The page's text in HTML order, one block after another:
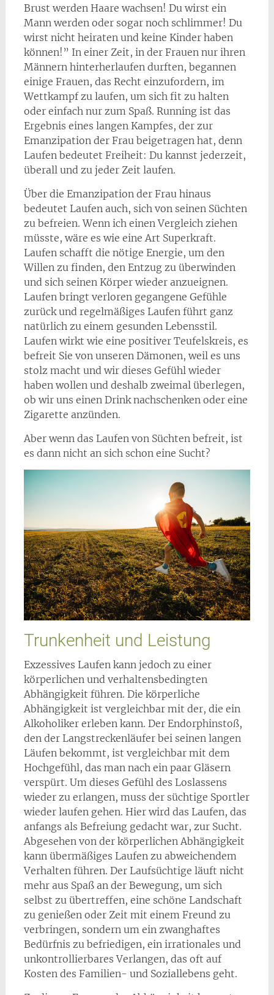
Brust werden Haare wachsen! Du wirst ein
Mann werden oder sogar noch schlimmer! Du
wirst nicht heiraten und keine Kinder haben
können!” In einer Zeit, in der Frauen nur ihren
Männern hinterherlaufen durften, begannen
einige Frauen, das Recht einzufordern, im
Wettkampf zu laufen, um sich fit zu halten
oder einfach nur zum Spaß. Running ist das
Ergebnis eines langen Kampfes, der zur
Emanzipation der Frau beigetragen hat, denn
Laufen bedeutet Freiheit: Du kannst jederzeit,
überall und zu jeder Zeit laufen.
Über die Emanzipation der Frau hinaus
bedeutet Laufen auch, sich von seinen Süchten
zu befreien. Wenn ich einen Vergleich ziehen
müsste, wäre es wie eine Art Superkraft.
Laufen schafft die nötige Energie, um den
Willen zu finden, den Entzug zu überwinden
und sich seinen Körper wieder anzueignen.
Laufen bringt verloren gegangene Gefühle
zurück und regelmäßiges Laufen führt ganz
natürlich zu einem gesunden Lebensstil.
Laufen wirkt wie eine positiver Teufelskreis, es
befreit Sie von unseren Dämonen, weil es uns
stolz macht und wir dieses Gefühl wieder
haben wollen und deshalb zweimal überlegen,
ob wir uns einen Drink nachschenken oder eine
Zigarette anzünden.
Aber wenn das Laufen von Süchten befreit, ist
es dann nicht an sich schon eine Sucht?
Trunkenheit und Leistung
Exzessives Laufen kann jedoch zu einer
körperlichen und verhaltensbedingten
Abhängigkeit führen. Die körperliche
Abhängigkeit ist vergleichbar mit der, die ein
Alkoholiker erleben kann. Der Endorphinstoß,
den der Langstreckenläufer bei seinen langen
Läufen bekommt, ist vergleichbar mit dem
Hochgefühl, das man nach ein paar Gläsern
verspürt. Um dieses Gefühl des Loslassens
wieder zu erlangen, muss der süchtige Sportler
wieder laufen gehen. Hier wird das Laufen, das
anfangs als Befreiung gedacht war, zur Sucht.
Abgesehen von der körperlichen Abhängigkeit
kann übermäßiges Laufen zu abweichendem
Verhalten führen. Der Laufsüchtige läuft nicht
mehr aus Spaß an der Bewegung, um sich
selbst zu übertreffen, eine schöne Landschaft
zu genießen oder Zeit mit einem Freund zu
verbringen, sondern um ein zwanghaftes
Bedürfnis zu befriedigen, ein irrationales und
unkontrollierbares Verlangen, das oft auf
Kosten des Familien- und Soziallebens geht.